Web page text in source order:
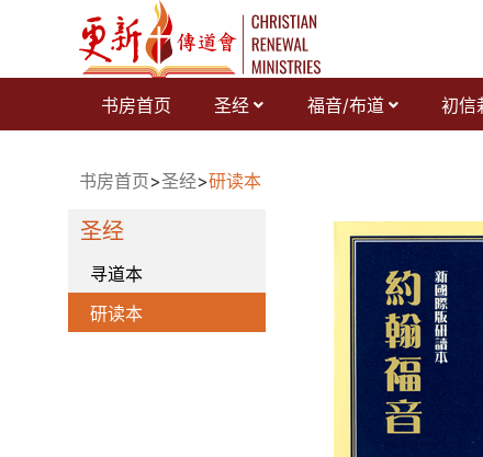
书房首页 圣经 福音/布道 初信
书房首页>圣经>研读本
圣经
寻道本
研读本